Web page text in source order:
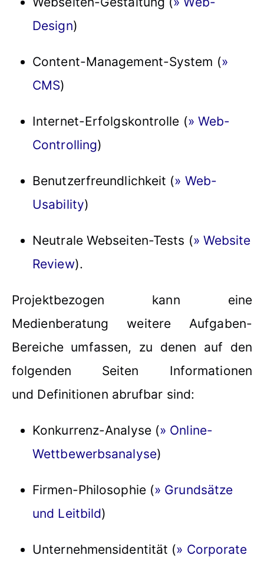
Design)
Content-Management-System (»
CMS)
Internet-Erfolgskontrolle (» Web-
Controlling)
Benutzerfreundlichkeit (» Web-
Usability)
Neutrale Webseiten-Tests (» Website
Review).
Projektbezogen kann eine
Medienberatung weitere Aufgaben-
Bereiche umfassen, zu denen auf den
folgenden Seiten Informationen
und Definitionen abrufbar sind:
Konkurrenz-Analyse (» Online-
Wettbewerbsanalyse)
Firmen-Philosophie (» Grundsätze
und Leitbild)
Unternehmensidentität (» Corporate